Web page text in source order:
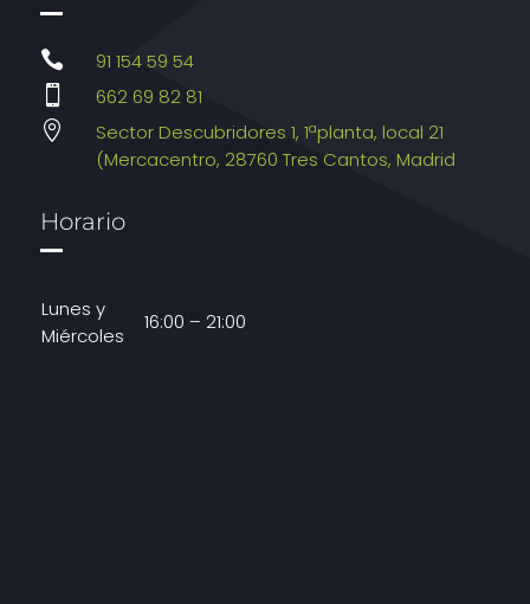
 91 154 59 54
 662 69 82 81

Sector Descubridores 1, 1ªplanta, local 21
(Mercacentro, 28760 Tres Cantos, Madrid
Horario
Lunes y
Miércoles
16:00 – 21:00